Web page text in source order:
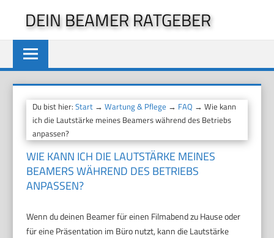
springen
DEIN BEAMER RATGEBER
Du bist hier:Start →Wartung & Pflege → FAQ → Wie kann
ich die Lautstärke meines Beamers während des Betriebs
anpassen?
WIE KANN ICH DIE LAUTSTÄRKE MEINES
BEAMERS WÄHREND DES BETRIEBS
ANPASSEN?
Wenn du deinen Beamer für einen Filmabend zu Hause oder
für eine Präsentation im Büro nutzt, kann die Lautstärke